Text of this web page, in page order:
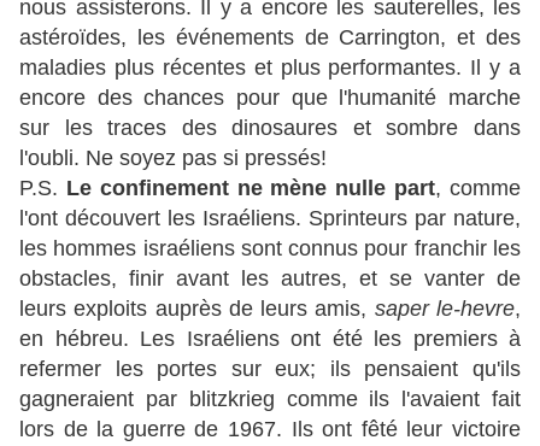
nous assisterons. Il y a encore les sauterelles, les
astéroïdes, les événements de Carrington, et des
maladies plus récentes et plus performantes. Il y a
encore des chances pour que l'humanité marche
sur les traces des dinosaures et sombre dans
l'oubli. Ne soyez pas si pressés!
P.S. Le confinement ne mène nulle part, comme
l'ont découvert les Israéliens. Sprinteurs par nature,
les hommes israéliens sont connus pour franchir les
obstacles, finir avant les autres, et se vanter de
leurs exploits auprès de leurs amis, saper le-hevre,
en hébreu. Les Israéliens ont été les premiers à
refermer les portes sur eux; ils pensaient qu'ils
gagneraient par blitzkrieg comme ils l'avaient fait
lors de la guerre de 1967. Ils ont fêté leur victoire